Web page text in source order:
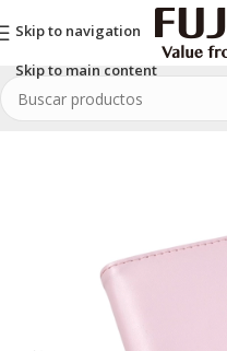
Skip to navigation
Skip to main content
Inicio/INSTAX/Accesorios